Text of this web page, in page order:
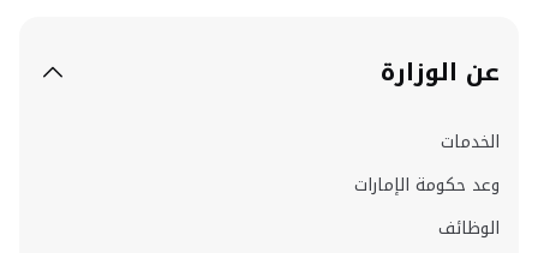
عن الوزارة
الخدمات
وعد حكومة الإمارات
الوظائف